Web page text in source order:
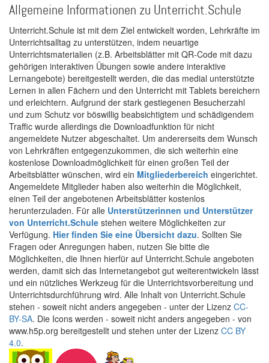
Allgemeine Informationen zu Unterricht.Schule
Unterricht.Schule ist mit dem Ziel entwickelt worden, Lehrkräfte im
Unterrichtsalltag zu unterstützen, indem neuartige
Unterrichtsmaterialien (z.B. Arbeitsblätter mit QR-Code mit dazu
gehörigen interaktiven Übungen sowie andere interaktive
Lernangebote) bereitgestellt werden, die das medial unterstützte
Lernen in allen Fächern und den Unterricht mit Tablets bereichern
und erleichtern. Aufgrund der stark gestiegenen Besucherzahl
und zum Schutz vor böswillig beabsichtigtem und schädigendem
Traffic wurde allerdings die Downloadfunktion für nicht
angemeldete Nutzer abgeschaltet. Um andererseits dem Wunsch
von Lehrkräften entgegenzukommen, die sich weiterhin eine
kostenlose Downloadmöglichkeit für einen großen Teil der
Arbeitsblätter wünschen, wird ein Mitgliederbereich eingerichtet.
Angemeldete Mitglieder haben also weiterhin die Möglichkeit,
einen Teil der angebotenen Arbeitsblätter kostenlos
herunterzuladen. Für alle Unterstützerinnen und Unterstützer
von Unterricht.Schule stehen weitere Möglichkeiten zur
Verfügung. Hier finden Sie eine Übersicht dazu. Sollten Sie
Fragen oder Anregungen haben, nutzen Sie bitte die
Möglichkeiten, die Ihnen hierfür auf Unterricht.Schule angeboten
werden, damit sich das Internetangebot gut weiterentwickeln lässt
und ein nützliches Werkzeug für die Unterrichtsvorbereitung und
Unterrichtsdurchführung wird. Alle Inhalt von Unterricht.Schule
stehen - soweit nicht anders angegeben - unter der Lizenz CC-
BY-SA. Die Icons werden - soweit nicht anders angegeben - von
www.h5p.org bereitgestellt und stehen unter der Lizenz CC BY
4.0.